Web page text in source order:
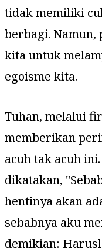
tidak memiliki
berbagi.
kita untuk
egoisme kita.
Tuhan, melalui
memberikan
acuh tak acuh
dikatakan, "
hentinya akan
sebabnya aku
demikian: